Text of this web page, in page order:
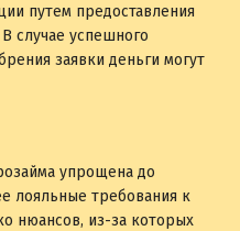
путем предоставления
случае успешного
заявки деньги могут
упрощена до
лояльные требования к
нюансов, из-за которых